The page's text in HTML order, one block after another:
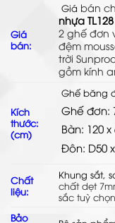
Giá
bán:
Giá bán
nhựa TL128
2 ghế đơn
đệm
trời
gồm kính
Kích
thước:
(cm)
Ghế băng
Ghế đơn:
Bàn: 120
Đôn: D50
Chất
liệu:
Khung sắt,
chất dẹt
sắc tuỳ
Bảo